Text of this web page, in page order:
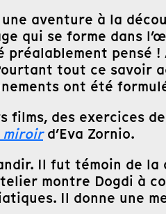
aventure à la
qui se forme dans
pensé
tout ce savoir
ont été
des exercices
miroir d’Eva Zornio.
Il fut témoin de la
montre Dogdi à
Il donne une